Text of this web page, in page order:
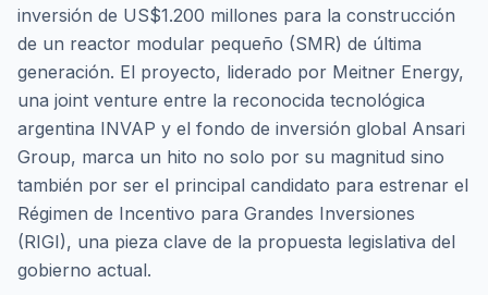
inversión de US$1.200 millones para la construcción
de un reactor modular pequeño (SMR) de última
generación. El proyecto, liderado por Meitner Energy,
una joint venture entre la reconocida tecnológica
argentina INVAP y el fondo de inversión global Ansari
Group, marca un hito no solo por su magnitud sino
también por ser el principal candidato para estrenar el
Régimen de Incentivo para Grandes Inversiones
(RIGI), una pieza clave de la propuesta legislativa del
gobierno actual.